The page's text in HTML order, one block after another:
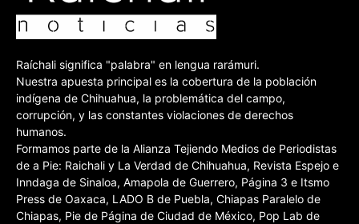
Raíchali significa "palabra" en lengua rarámuri.
Nuestra apuesta principal es la cobertura de la población
indígena de Chihuahua, la problemática del campo,
corrupción, y las constantes violaciones de derechos
humanos.
Formamos parte de la Alianza Tejiendo Medios de Periodistas
de a Pie: Raichali y La Verdad de Chihuahua, Revista Espejo e
Inndaga de Sinaloa, Amapola de Guerrero, Página 3 e Itsmo
Press de Oaxaca, LADO B de Puebla, Chiapas Paralelo de
Chiapas, Pie de Página de Ciudad de México, Pop Lab de